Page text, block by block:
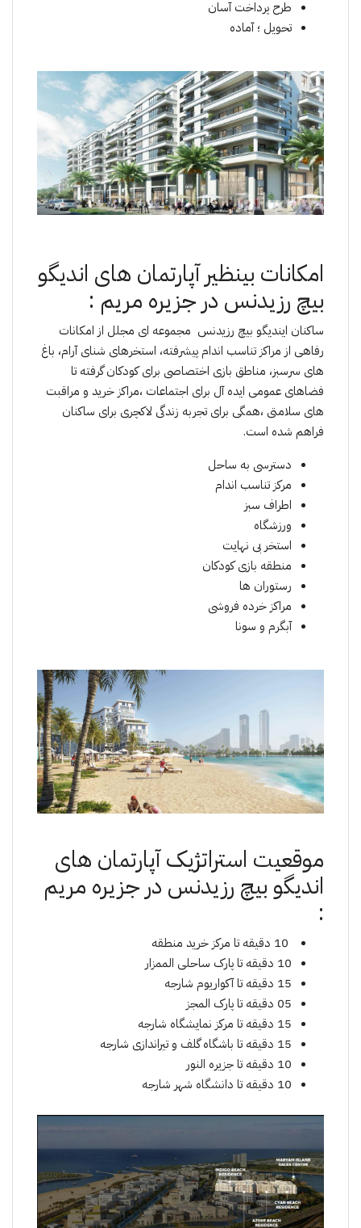
طرح پرداخت آسان
تحویل ؛ آمادە
امکانات بینظیر آپارتمان های اندیگو
بیچ رزیدنس در جزیره مریم :
ساکنان ایندیگو بیچ رزیدنس مجموعه ای مجلل از امکانات
رفاهی از مراکز تناسب اندام پیشرفته، استخرهای شنای آرام، باغ
های سرسبز، مناطق بازی اختصاصی برای کودکان گرفتە تا
فضاهای عمومی ایده آل برای اجتماعات ،مراکز خرید و مراقبت
های سلامتی ،همگی برای تجربە زندگی لاکچری برای ساکنان
فراهم شدە است.
دسترسی به ساحل
مرکز تناسب اندام
اطراف سبز
ورزشگاه
استخر بی نهایت
منطقه بازی کودکان
رستوران ها
مراکز خرده فروشی
آبگرم و سونا
موقعیت استراتژیک آپارتمان های
اندیگو بیچ رزیدنس در جزیره مریم
:
10 دقیقه تا پارک ساحلی الممزار
15 دقیقه تا آکواریوم شارجه
05 دقیقه تا پارک المجز
15 دقیقه تا مرکز نمایشگاه شارجه
15 دقیقه تا باشگاه گلف و تیراندازی شارجه
10 دقیقه تا جزیره النور
10 دقیقه تا دانشگاه شهر شارجه